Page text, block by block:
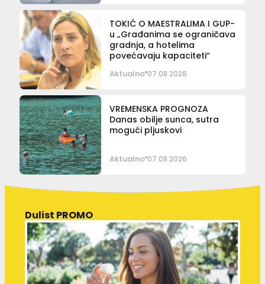
TOKIĆ O MAESTRALIMA I GUP-
u „Građanima se ograničava
gradnja, a hotelima
povećavaju kapaciteti“
Aktualno 07.08.2026
VREMENSKA PROGNOZA
Danas obilje sunca, sutra
mogući pljuskovi
Aktualno 07.08.2026
Dulist PROMO